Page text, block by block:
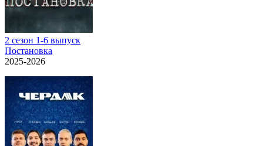
2 сезон 1-6 выпуск
Постановка
2025-2026